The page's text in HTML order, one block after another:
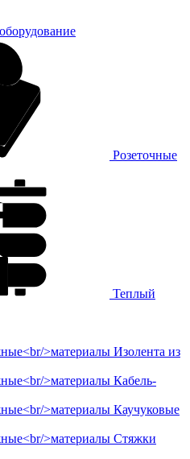
Розеточные
Теплый
Изолента из
Кабель-
Каучуковые
Стяжки